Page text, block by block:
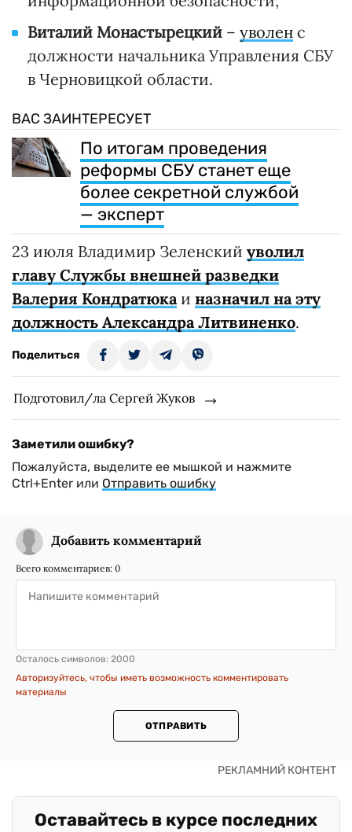
Виталий Монастырецкий – уволен с
должности начальника Управления СБУ
в Черновицкой области.
ВАС ЗАИНТЕРЕСУЕТ
По итогам проведения
реформы СБУ станет еще
более секретной службой
— эксперт
23 июля Владимир Зеленский уволил
главу Службы внешней разведки
Валерия Кондратюкаи назначил на эту
должность Александра Литвиненко.
Поделиться
Подготовил/ла Сергей Жуков
Заметили ошибку?
Пожалуйста, выделите ее мышкой и нажмите
Ctrl+Enter или Отправить ошибку
Добавить комментарий
Всего комментариев: 0
Осталось символов: 2000
Авторизуйтесь, чтобы иметь возможность комментировать
материалы
ОТПРАВИТЬ
Оставайтесь в курсе последних